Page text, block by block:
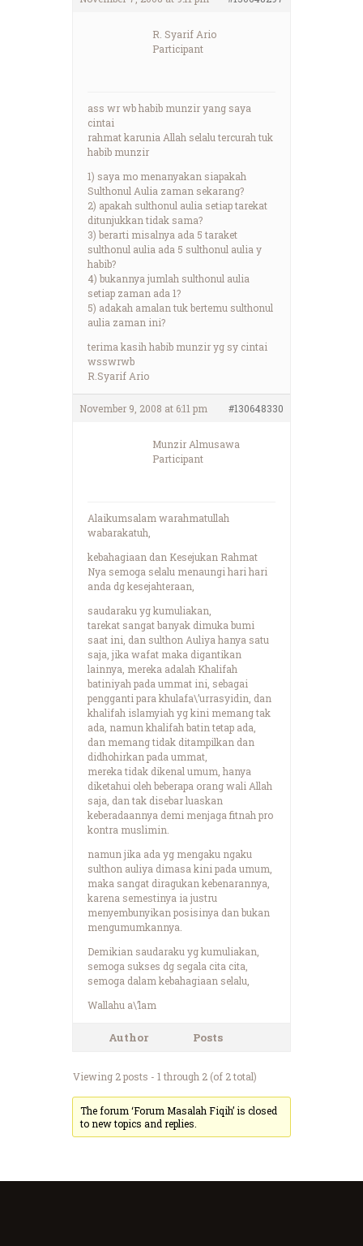
R. Syarif Ario
Participant
ass wr wb habib munzir yang saya
cintai
rahmat karunia Allah selalu tercurah tuk
habib munzir
1) saya mo menanyakan siapakah
Sulthonul Aulia zaman sekarang?
2) apakah sulthonul aulia setiap tarekat
ditunjukkan tidak sama?
3) berarti misalnya ada 5 taraket
sulthonul aulia ada 5 sulthonul aulia y
habib?
4) bukannya jumlah sulthonul aulia
setiap zaman ada 1?
5) adakah amalan tuk bertemu sulthonul
aulia zaman ini?
terima kasih habib munzir yg sy cintai
wsswrwb
R.Syarif Ario
November 9, 2008 at 6:11 pm #130648330
Munzir Almusawa
Participant
Alaikumsalam warahmatullah
wabarakatuh,
kebahagiaan dan Kesejukan Rahmat
Nya semoga selalu menaungi hari hari
anda dg kesejahteraan,
saudaraku yg kumuliakan,
tarekat sangat banyak dimuka bumi
saat ini, dan sulthon Auliya hanya satu
saja, jika wafat maka digantikan
lainnya, mereka adalah Khalifah
batiniyah pada ummat ini, sebagai
pengganti para khulafa\’urrasyidin, dan
khalifah islamyiah yg kini memang tak
ada, namun khalifah batin tetap ada,
dan memang tidak ditampilkan dan
didhohirkan pada ummat,
mereka tidak dikenal umum, hanya
diketahui oleh beberapa orang wali Allah
saja, dan tak disebar luaskan
keberadaannya demi menjaga fitnah pro
kontra muslimin.
namun jika ada yg mengaku ngaku
sulthon auliya dimasa kini pada umum,
maka sangat diragukan kebenarannya,
karena semestinya ia justru
menyembunyikan posisinya dan bukan
mengumumkannya.
Demikian saudaraku yg kumuliakan,
semoga sukses dg segala cita cita,
semoga dalam kebahagiaan selalu,
Wallahu a\’lam
Author Posts
Viewing 2 posts - 1 through 2 (of 2 total)
The forum ‘Forum Masalah Fiqih’ is closed
to new topics and replies.